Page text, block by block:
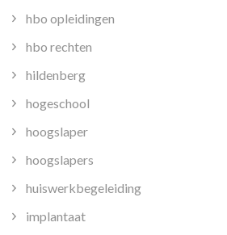
hbo opleidingen
hbo rechten
hildenberg
hogeschool
hoogslaper
hoogslapers
huiswerkbegeleiding
implantaat